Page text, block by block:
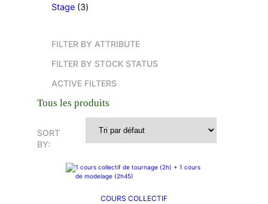
u
d
u
Stage 33
o
d
i
t
s
FILTER BY ATTRIBUTE
FILTER BY STOCK STATUS
ACTIVE FILTERS
Tous les produits
SORT
BY:
COURS COLLECTIF